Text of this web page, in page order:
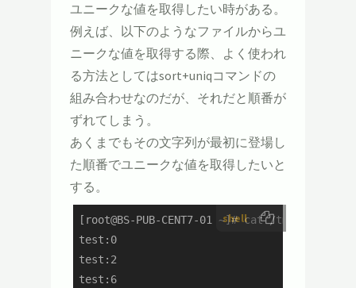
ユニークな値を取得したい時がある。
例えば、以下のようなファイルからユ
ニークな値を取得する際、よく使われ
る方法としてはsort+uniqコマンドの
組み合わせなのだが、それだと順番が
ずれてしまう。
あくまでもその文字列が最初に登場し
た順番でユニークな値を取得したいと
する。
shell
[root@BS-PUB-CENT7-01 ~]# cat /tmp/test.txt
test:0
test:2
test:6